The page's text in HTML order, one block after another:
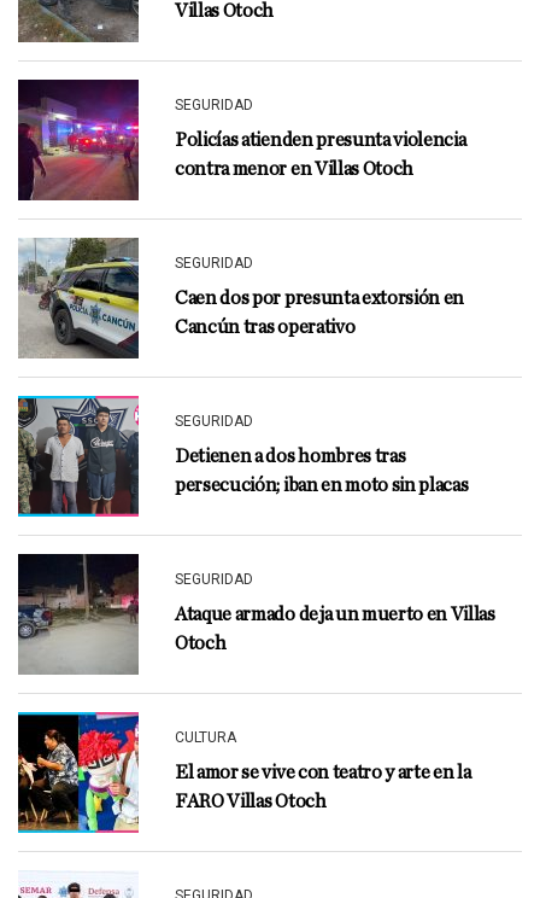
Villas Otoch
SEGURIDAD
Policías atienden presunta violencia
contra menor en Villas Otoch
SEGURIDAD
Caen dos por presunta extorsión en
Cancún tras operativo
SEGURIDAD
Detienen a dos hombres tras
persecución; iban en moto sin placas
SEGURIDAD
Ataque armado deja un muerto en Villas
Otoch
CULTURA
El amor se vive con teatro y arte en la
FARO Villas Otoch